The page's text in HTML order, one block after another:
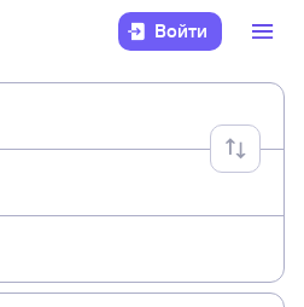
Войти